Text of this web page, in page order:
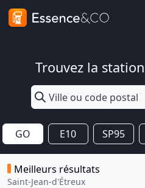
Trouvez la
GO E10 SP95
Meilleurs résultats
Saint-Jean-d'Étreux